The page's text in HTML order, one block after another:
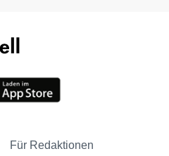
Für Redaktionen